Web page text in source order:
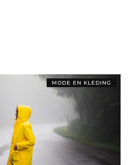
MODE EN KLEDING